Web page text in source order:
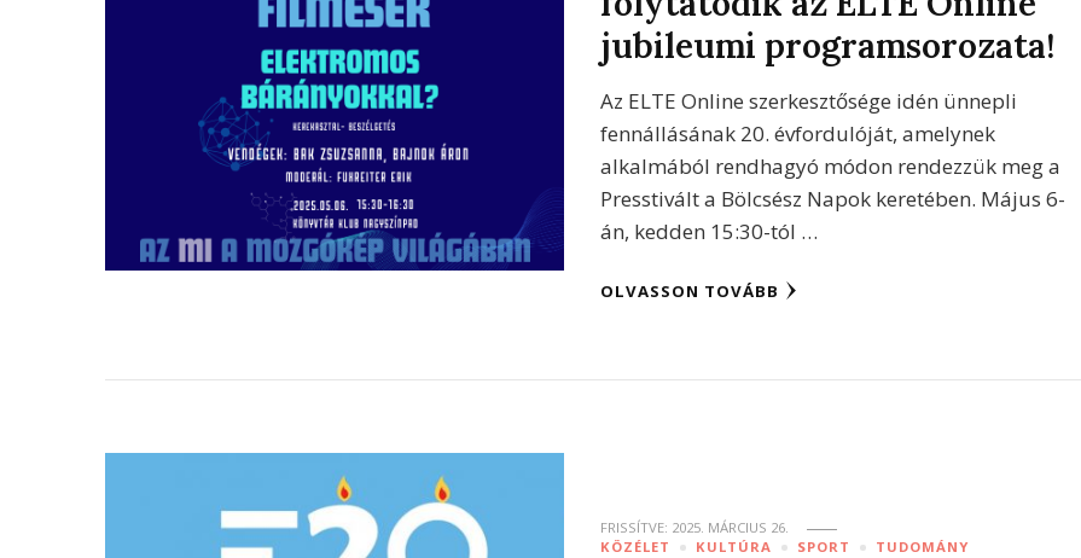
jubileumi programsorozata!
Az ELTE Online szerkesztősége idén ünnepli
fennállásának 20. évfordulóját, amelynek
alkalmából rendhagyó módon rendezzük meg a
Presstivált a Bölcsész Napok keretében. Május 6-
án, kedden 15:30-tól …
OLVASSON TOVÁBB
FRISSÍTVE: 2025. MÁRCIUS 26.
KÖZÉLET
KULTÚRA SPORT TUDOMÁNY